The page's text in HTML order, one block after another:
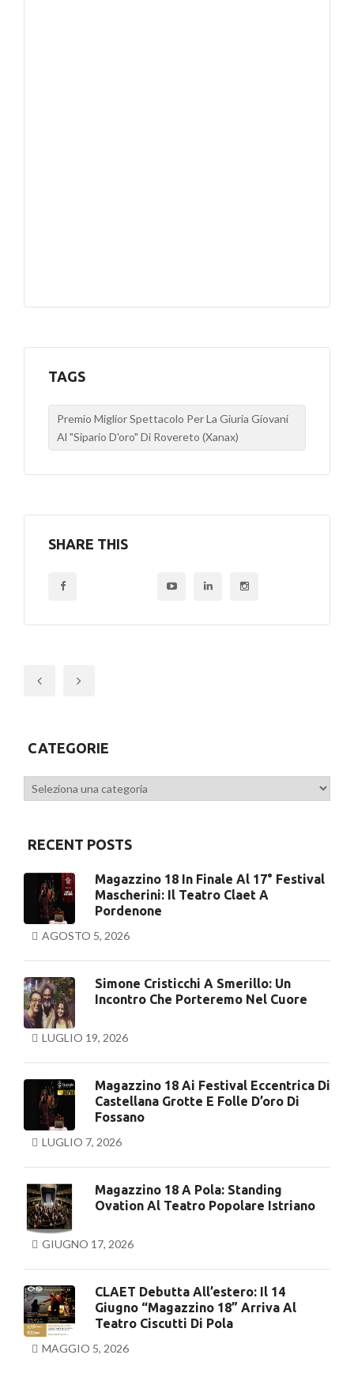
TAGS
Premio Miglior Spettacolo Per La Giuria Giovani
Al "Sipario D'oro" Di Rovereto (Xanax)
SHARE THIS
CATEGORIE
Categorie
RECENT POSTS
Magazzino 18 In Finale Al 17° Festival
Mascherini: Il Teatro Claet A
Pordenone
AGOSTO 5, 2026
Simone Cristicchi A Smerillo: Un
Incontro Che Porteremo Nel Cuore
LUGLIO 19, 2026
Magazzino 18 Ai Festival Eccentrica Di
Castellana Grotte E Folle D’oro Di
Fossano
LUGLIO 7, 2026
Magazzino 18 A Pola: Standing
Ovation Al Teatro Popolare Istriano
GIUGNO 17, 2026
CLAET Debutta All’estero: Il 14
Giugno “Magazzino 18” Arriva Al
Teatro Ciscutti Di Pola
MAGGIO 5, 2026